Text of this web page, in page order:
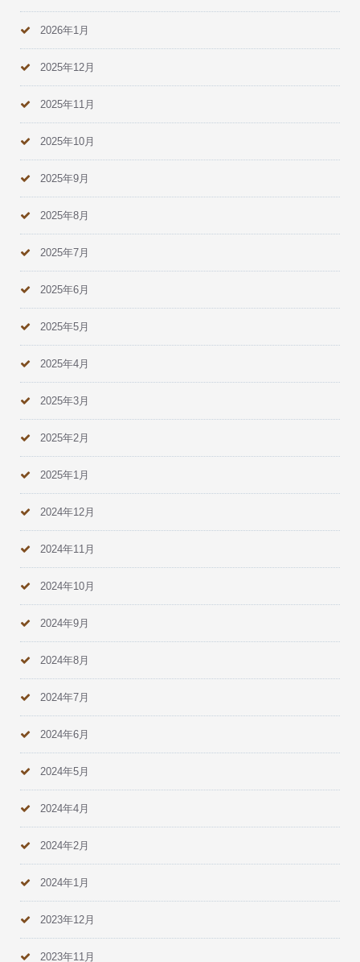
2026年1月
2025年12月
2025年11月
2025年10月
2025年9月
2025年8月
2025年7月
2025年6月
2025年5月
2025年4月
2025年3月
2025年2月
2025年1月
2024年12月
2024年11月
2024年10月
2024年9月
2024年8月
2024年7月
2024年6月
2024年5月
2024年4月
2024年2月
2024年1月
2023年12月
2023年11月